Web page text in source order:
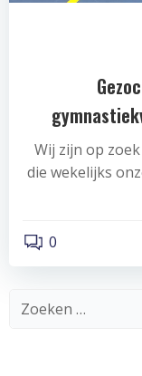
Wij zijn op
die wekelijks
0
Zoeken